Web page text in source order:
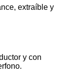
extraíble y
y con